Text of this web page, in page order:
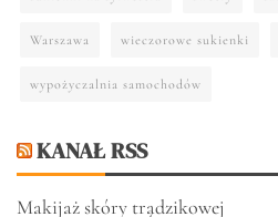
Warszawa wieczorowe sukienki
wypożyczalnia samochodów
KANAŁ RSS
Makijaż skóry trądzikowej